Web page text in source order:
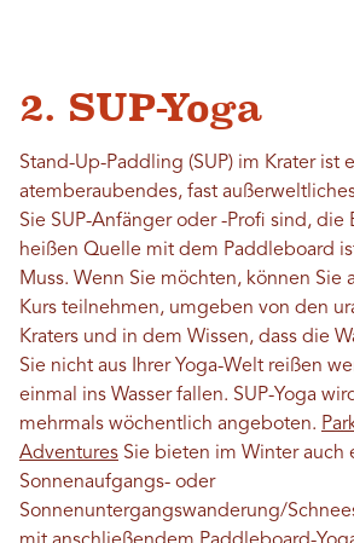
2. SUP-Yoga
Stand-Up-Paddling (SUP) im Krater ist
atemberaubendes, fast
Sie SUP-Anfänger oder -Profi sind, die
heißen Quelle mit dem Paddleboard
Muss. Wenn Sie möchten, können Sie
Kurs teilnehmen, umgeben von den
Kraters und in dem Wissen, dass die
Sie nicht aus Ihrer Yoga-Welt reißen
einmal ins Wasser fallen. SUP-Yoga
mehrmals wöchentlich angeboten.
Adventures Sie bieten im Winter auch
Sonnenaufgangs- oder
Sonnenuntergangswanderung/